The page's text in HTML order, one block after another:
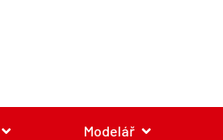
Modelář